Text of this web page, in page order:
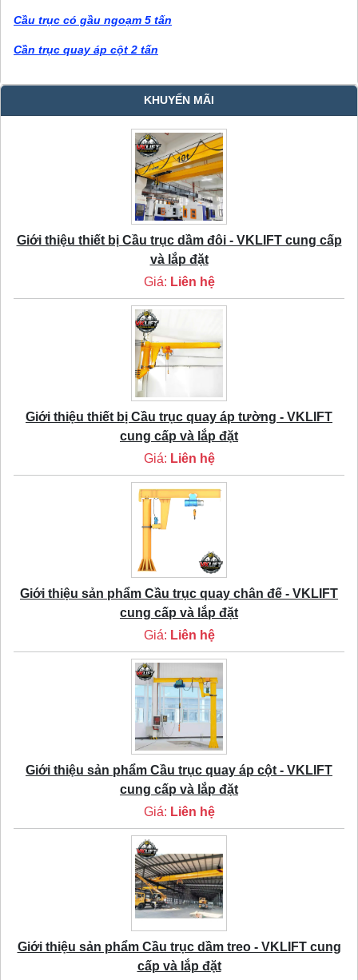
Cầu trục có gầu ngoạm 5 tấn
Cần trục quay áp cột 2 tấn
KHUYẾN MÃI
Giới thiệu thiết bị Cầu trục dầm đôi - VKLIFT cung cấp
và lắp đặt
Giá: Liên hệ
Giới thiệu thiết bị Cầu trục quay áp tường - VKLIFT
cung cấp và lắp đặt
Giá: Liên hệ
Giới thiệu sản phẩm Cầu trục quay chân đế - VKLIFT
cung cấp và lắp đặt
Giá: Liên hệ
Giới thiệu sản phẩm Cầu trục quay áp cột - VKLIFT
cung cấp và lắp đặt
Giá: Liên hệ
Giới thiệu sản phẩm Cầu trục dầm treo - VKLIFT cung
cấp và lắp đặt